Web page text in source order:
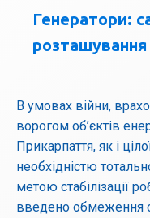
Генератори:
розташування
В умовах війни,
ворогом об’єктів
Прикарпаття, як і
необхідністю
метою стабілізації
введено обмеження